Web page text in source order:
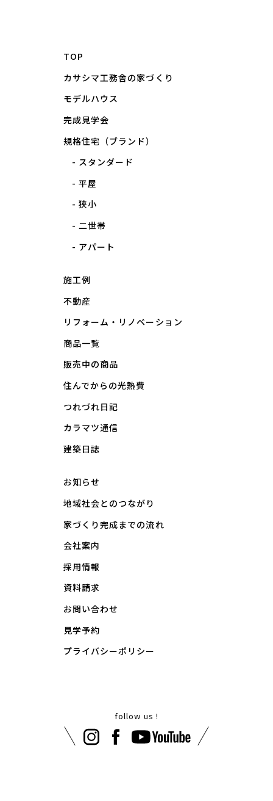
TOP
カサシマ工務舎の家づくり
モデルハウス
完成見学会
規格住宅（ブランド）
スタンダード
平屋
狭小
二世帯
アパート
施工例
不動産
リフォーム・リノベーション
商品一覧
販売中の商品
住んでからの光熱費
つれづれ日記
カラマツ通信
建築日誌
お知らせ
地域社会とのつながり
家づくり完成までの流れ
会社案内
採用情報
資料請求
お問い合わせ
見学予約
プライバシーポリシー
follow us !